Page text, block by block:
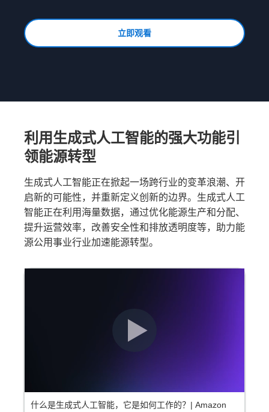
立即观看
利用生成式人工智能的强大功能引
领能源转型
生成式人工智能正在掀起一场跨行业的变革浪潮、开
启新的可能性，并重新定义创新的边界。生成式人工
智能正在利用海量数据，通过优化能源生产和分配、
提升运营效率，改善安全性和排放透明度等，助力能
源公用事业行业加速能源转型。
什么是生成式人工智能，它是如何工作的？| Amazon